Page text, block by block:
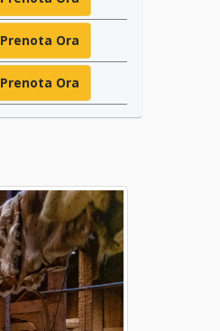
Prenota Ora
Prenota Ora